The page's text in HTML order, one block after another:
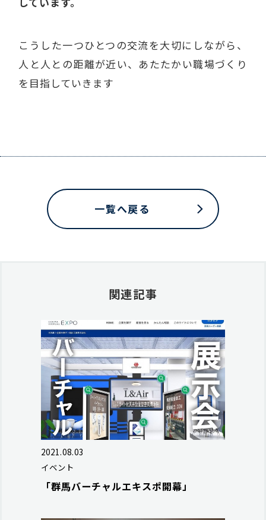
こうした一つひとつの交流を大切にしながら、
人と人との距離が近い、あたたかい職場づくり
を目指していきます
一覧へ戻る
関連記事
2021.08.03
イベント
「群馬バーチャルエキスポ開幕」